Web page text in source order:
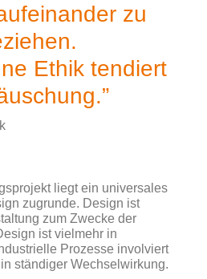
zu
Ethik tendiert
liegt ein universales
zugrunde. Design ist
zum Zwecke der
ist vielmehr in
Prozesse involviert
ständiger Wechselwirkung.